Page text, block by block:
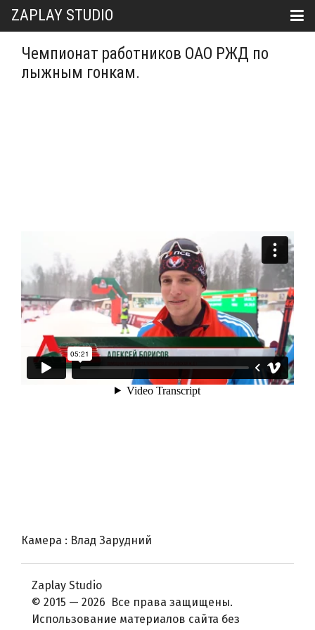
ZAPLAY STUDIO
Чемпионат работников ОАО РЖД по
лыжным гонкам.
Камера : Влад Зарудний
Zaplay Studio
© 2015 — 2026 Все права защищены.
Использование материалов сайта без